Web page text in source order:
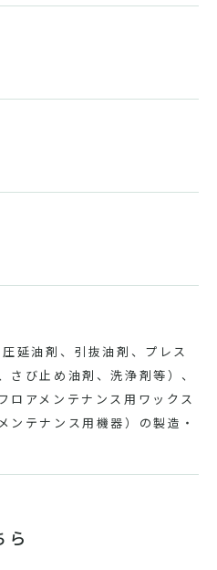
延油剤、引抜油剤、プレス
さび止め油剤、洗浄剤等）、
ロアメンテナンス用ワックス
ンテナンス用機器）の製造・
ら